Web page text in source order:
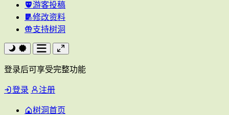
游客投稿
修改资料
支持树洞
登录后可享受完整功能
登录 注册
树洞首页